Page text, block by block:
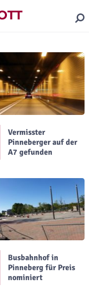
Vermisster
Pinneberger auf der
A7 gefunden
Busbahnhof in
Pinneberg für Preis
nominiert